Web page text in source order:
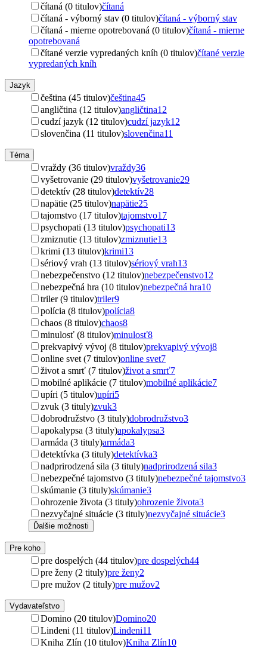
čítaná (0 titulov)čítaná
čítaná - výborný stav (0 titulov)čítaná - výborný stav
čítaná - mierne opotrebovaná (0 titulov)čítaná - mierne
opotrebovaná
čítané verzie vypredaných kníh (0 titulov)čítané verzie
vypredaných kníh
Jazyk
čeština (45 titulov)čeština45
angličtina (12 titulov)angličtina12
cudzí jazyk (12 titulov)cudzí jazyk12
slovenčina (11 titulov)slovenčina11
Téma
vraždy (36 titulov)vraždy36
vyšetrovanie (29 titulov)vyšetrovanie29
detektív (28 titulov)detektív28
napätie (25 titulov)napätie25
tajomstvo (17 titulov)tajomstvo17
psychopati (13 titulov)psychopati13
zmiznutie (13 titulov)zmiznutie13
krimi (13 titulov)krimi13
sériový vrah (13 titulov)sériový vrah13
nebezpečenstvo (12 titulov)nebezpečenstvo12
nebezpečná hra (10 titulov)nebezpečná hra10
triler (9 titulov)triler9
polícia (8 titulov)polícia8
chaos (8 titulov)chaos8
minulosť (8 titulov)minulosť8
prekvapivý vývoj (8 titulov)prekvapivý vývoj8
online svet (7 titulov)online svet7
život a smrť (7 titulov)život a smrť7
mobilné aplikácie (7 titulov)mobilné aplikácie7
upíri (5 titulov)upíri5
zvuk (3 tituly)zvuk3
dobrodružstvo (3 tituly)dobrodružstvo3
apokalypsa (3 tituly)apokalypsa3
armáda (3 tituly)armáda3
detektívka (3 tituly)detektívka3
nadprirodzená sila (3 tituly)nadprirodzená sila3
nebezpečné tajomstvo (3 tituly)nebezpečné tajomstvo3
skúmanie (3 tituly)skúmanie3
ohrozenie života (3 tituly)ohrozenie života3
nezvyčajné situácie (3 tituly)nezvyčajné situácie3
Ďalšie možnosti
Pre koho
pre dospelých (44 titulov)pre dospelých44
pre ženy (2 tituly)pre ženy2
pre mužov (2 tituly)pre mužov2
Vydavateľstvo
Domino (20 titulov)Domino20
Lindeni (11 titulov)Lindeni11
Kniha Zlín (10 titulov)Kniha Zlín10